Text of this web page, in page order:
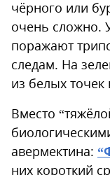
чёрного или
очень сложно.
поражают
следам. На
из белых
Вместо
авермектина:
них короткий